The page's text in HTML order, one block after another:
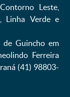
Leste,
Linha Verde e
de Guincho em
Ferreira
(41) 98803-